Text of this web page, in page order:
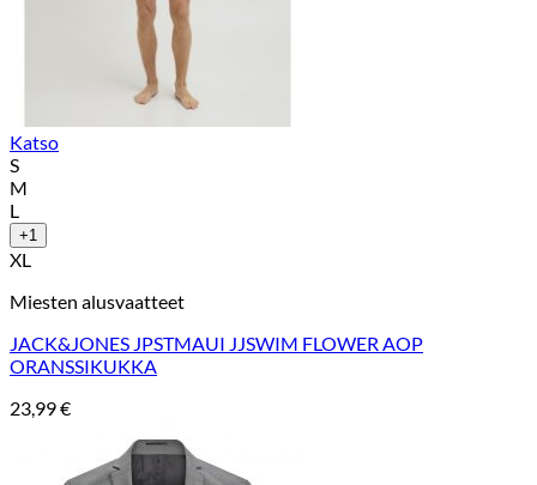
Katso
S
M
L
+1
XL
Miesten alusvaatteet
JACK&JONES JPSTMAUI JJSWIM FLOWER AOP
ORANSSIKUKKA
23,99€